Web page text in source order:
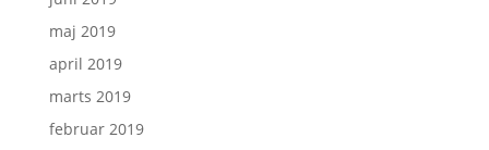
maj 2019
april 2019
marts 2019
februar 2019